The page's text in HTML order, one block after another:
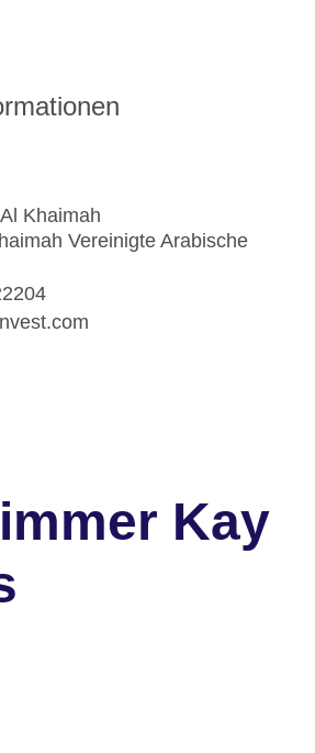
Khaimah
Vereinigte Arabische
Kay